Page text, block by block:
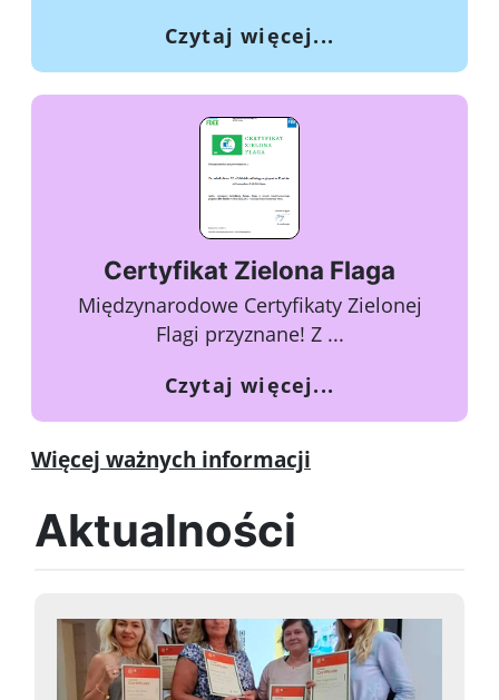
Czytaj więcej...
Certyfikat Zielona Flaga
Międzynarodowe Certyfikaty Zielonej
Flagi przyznane! Z ...
Czytaj więcej...
Więcej ważnych informacji
Aktualności